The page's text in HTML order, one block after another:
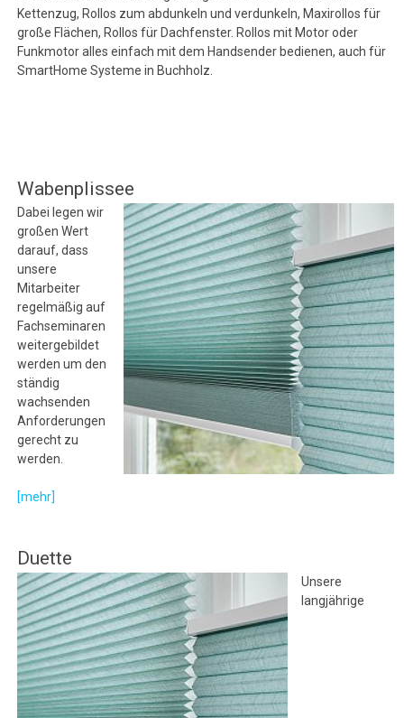
Kettenzug, Rollos zum abdunkeln und verdunkeln, Maxirollos für
große Flächen, Rollos für Dachfenster. Rollos mit Motor oder
Funkmotor alles einfach mit dem Handsender bedienen, auch für
SmartHome Systeme in Buchholz.
Wabenplissee
Dabei legen wir
großen Wert
darauf, dass
unsere
Mitarbeiter
regelmäßig auf
Fachseminaren
weitergebildet
werden um den
ständig
wachsenden
Anforderungen
gerecht zu
werden.
[mehr]
Duette
Unsere
langjährige